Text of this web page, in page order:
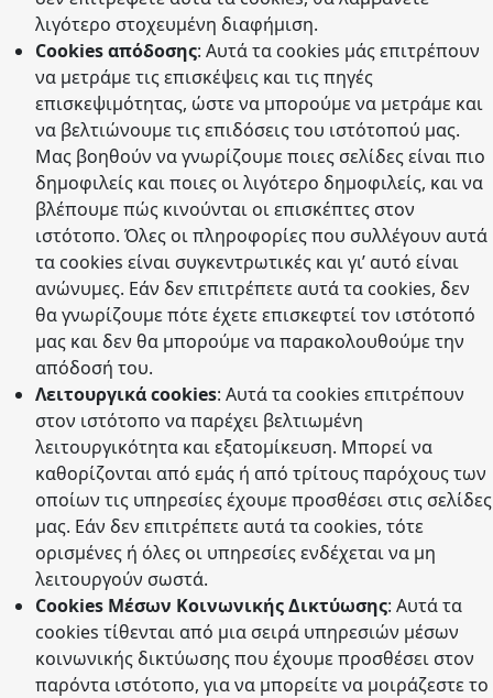
λιγότερο στοχευμένη διαφήμιση.
Cookies απόδοσης: Αυτά τα cookies μάς επιτρέπουν
να μετράμε τις επισκέψεις και τις πηγές
επισκεψιμότητας, ώστε να μπορούμε να μετράμε και
να βελτιώνουμε τις επιδόσεις του ιστότοπού μας.
Μας βοηθούν να γνωρίζουμε ποιες σελίδες είναι πιο
δημοφιλείς και ποιες οι λιγότερο δημοφιλείς, και να
βλέπουμε πώς κινούνται οι επισκέπτες στον
ιστότοπο. Όλες οι πληροφορίες που συλλέγουν αυτά
τα cookies είναι συγκεντρωτικές και γι’ αυτό είναι
ανώνυμες. Εάν δεν επιτρέπετε αυτά τα cookies, δεν
θα γνωρίζουμε πότε έχετε επισκεφτεί τον ιστότοπό
μας και δεν θα μπορούμε να παρακολουθούμε την
απόδοσή του.
Λειτουργικά cookies: Αυτά τα cookies επιτρέπουν
στον ιστότοπο να παρέχει βελτιωμένη
λειτουργικότητα και εξατομίκευση. Μπορεί να
καθορίζονται από εμάς ή από τρίτους παρόχους των
οποίων τις υπηρεσίες έχουμε προσθέσει στις σελίδες
μας. Εάν δεν επιτρέπετε αυτά τα cookies, τότε
ορισμένες ή όλες οι υπηρεσίες ενδέχεται να μη
λειτουργούν σωστά.
Cookies Μέσων Κοινωνικής Δικτύωσης: Αυτά τα
cookies τίθενται από μια σειρά υπηρεσιών μέσων
κοινωνικής δικτύωσης που έχουμε προσθέσει στον
παρόντα ιστότοπο, για να μπορείτε να μοιράζεστε το